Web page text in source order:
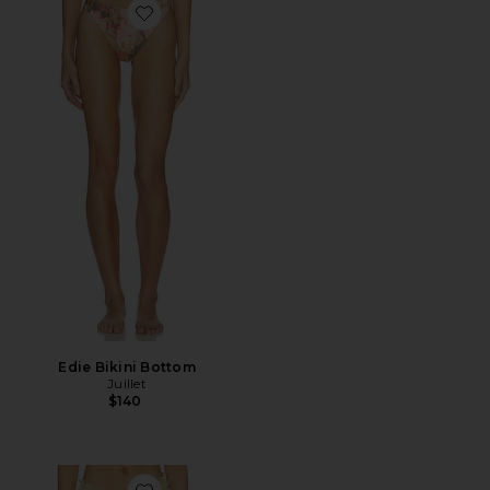
Favorite Edie Bikini Bottom
Edie Bikini Bottom
Juillet
$140